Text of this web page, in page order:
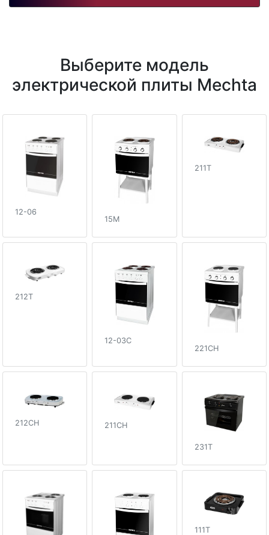
Выберите модель
электрической плиты Mechta
12-06
15M
211T
212T
12-03C
221CH
212CH 211CH
231T
111T